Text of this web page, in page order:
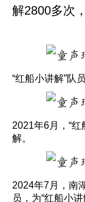
解2800多次
“红船小讲解”队
2021年6月，“
解。
2024年7月，南
员，为“红船小